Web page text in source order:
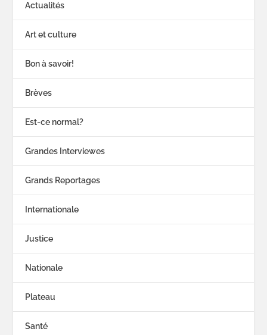
Actualités
Art et culture
Bon à savoir!
Brèves
Est-ce normal?
Grandes Interviewes
Grands Reportages
Internationale
Justice
Nationale
Plateau
Santé